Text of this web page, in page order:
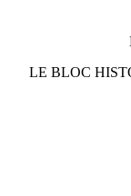
LE BLOC